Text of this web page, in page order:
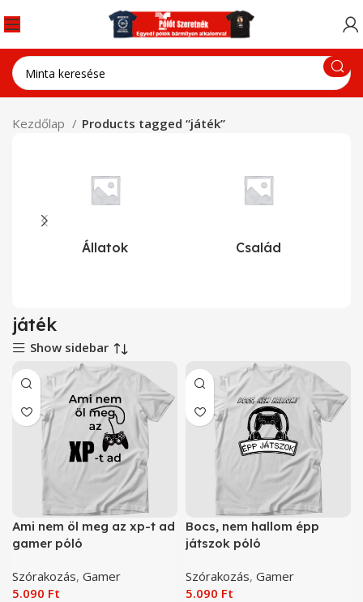
Kezdőlap Products tagged “játék”
Állatok Család
játék
Show sidebar
Ami nem öl meg az xp-t ad
gamer póló
Szórakozás, Gamer
5.090 Ft
Bocs, nem hallom épp
játszok póló
Szórakozás, Gamer
5.090 Ft